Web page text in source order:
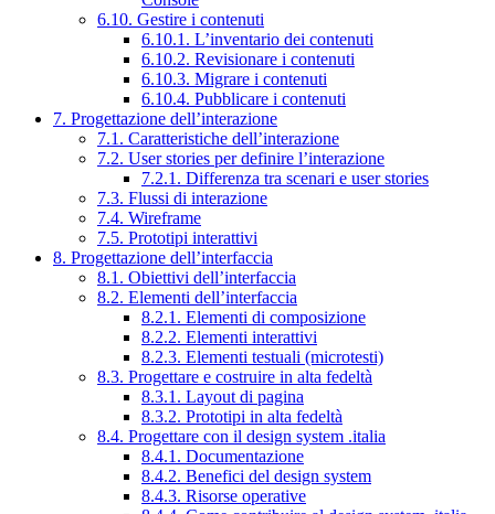
6.10. Gestire i contenuti
6.10.1. L’inventario dei contenuti
6.10.2. Revisionare i contenuti
6.10.3. Migrare i contenuti
6.10.4. Pubblicare i contenuti
7. Progettazione dell’interazione
7.1. Caratteristiche dell’interazione
7.2. User stories per definire l’interazione
7.2.1. Differenza tra scenari e user stories
7.3. Flussi di interazione
7.4. Wireframe
7.5. Prototipi interattivi
8. Progettazione dell’interfaccia
8.1. Obiettivi dell’interfaccia
8.2. Elementi dell’interfaccia
8.2.1. Elementi di composizione
8.2.2. Elementi interattivi
8.2.3. Elementi testuali (microtesti)
8.3. Progettare e costruire in alta fedeltà
8.3.1. Layout di pagina
8.3.2. Prototipi in alta fedeltà
8.4. Progettare con il design system .italia
8.4.1. Documentazione
8.4.2. Benefici del design system
8.4.3. Risorse operative